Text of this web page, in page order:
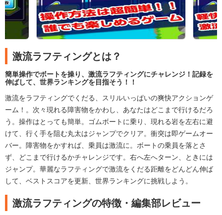
激流ラフティングとは？
簡単操作でボートを操り、激流ラフティングにチャレンジ！記録を
伸ばして、世界ランキングを目指そう！！
激流をラフティングでくだる、スリルいっぱいの爽快アクションゲ
ーム！。次々現れる障害物をかわし、あなたはどこまで行けるだろ
う。操作はとっても簡単。ゴムボートに乗り、現れる岩を左右に避
けて、行く手を阻む丸太はジャンプでクリア。衝突は即ゲームオー
バー。障害物をかすれば、乗員は激流に。ボートの乗員を落とさ
ず、どこまで行けるかチャレンジです。右へ左へターン、ときには
ジャンプ。華麗なラフティングで激流をくだる距離をどんどん伸ば
して、ベストスコアを更新、世界ランキングに挑戦しよう。
激流ラフティングの特徴・編集部レビュー